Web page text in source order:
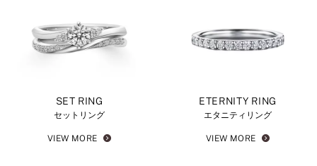
SET RING
セットリング
VIEW MORE
ETERNITY RING
エタニティリング
VIEW MORE